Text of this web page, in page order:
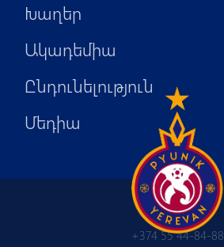
Խաղեր
Ակադեմիա
Ընդունելություն
Մեդիա
+374 55 44-84-88